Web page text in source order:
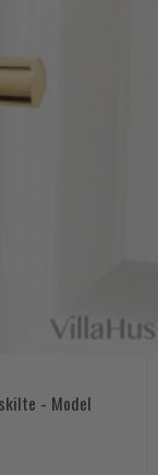
- Model